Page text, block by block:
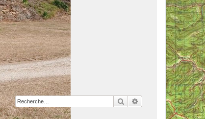
RechercherRecherche avancée